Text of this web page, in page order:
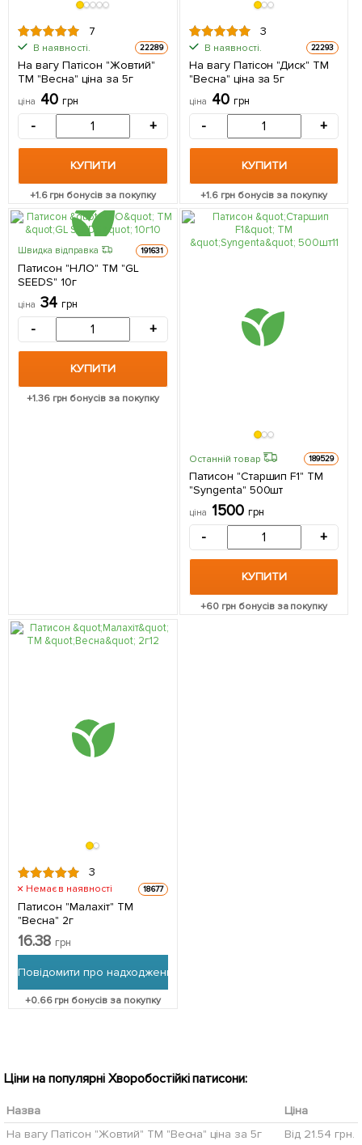
7
В наявності. 22289
На вагу Патісон "Жовтий"
ТМ "Весна" ціна за 5г
ціна 40 грн
- +
КУПИТИ
+1.6грн бонусів за покупку
3
В наявності. 22293
На вагу Патісон "Диск" ТМ
"Весна" ціна за 5г
ціна 40 грн
- +
КУПИТИ
+1.6 грн бонусів за покупку
Швидка відправка 191631
Патисон "НЛО" ТМ "GL
SEEDS" 10г
ціна 34 грн
- +
КУПИТИ
+1.36 грн бонусів за покупку
Останній товар 189529
Патисон "Старшип F1" ТМ
"Syngenta" 500шт
ціна 1500 грн
- +
КУПИТИ
+60грн бонусів за покупку
3
Немає в наявності 18677
Патисон "Малахіт" ТМ
"Весна" 2г
16.38 грн
Повідомити про надходження
+0.66грн бонусів за покупку
Ціни на популярні Хворобостійкі патисони:
Назва
Ціна
На вагу Патісон "Жовтий" ТМ "Весна" ціна за 5г
Від 21.54 грн.